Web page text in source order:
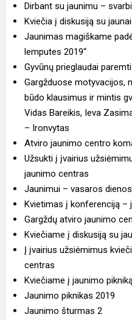
Dirbant su jaunimu –
Kviečia į diskusiją su
Jaunimas magiškame
lemputes 2019“
Gyvūnų prieglaudai
Gargžduose motyvacijos,
būdo klausimus ir mintis
Vidas Bareikis, Ieva
– Ironvytas
Atviro jaunimo centro
Užsukti į įvairius
jaunimo centras
Jaunimui – vasaros
Kvietimas į konferenciją –
Gargždų atviro jaunimo
Kviečiame į diskusiją su
Į įvairius užsiėmimus
centras
Kviečiame į jaunimo
Jaunimo piknikas 2019
Jaunimo šturmas 2